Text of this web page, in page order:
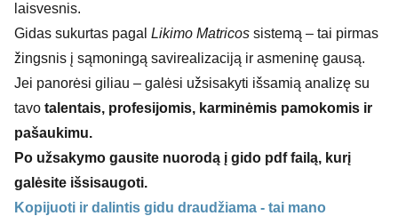
laisvesnis.
Gidas sukurtas pagal Likimo Matricos sistemą – tai pirmas
žingsnis į sąmoningą savirealizaciją ir asmeninę gausą.
Jei panorėsi giliau – galėsi užsisakyti išsamią analizę su
tavo talentais, profesijomis, karminėmis pamokomis ir
pašaukimu.
Po užsakymo gausite nuorodą į gido pdf failą, kurį
galėsite išsisaugoti.
Kopijuoti ir dalintis gidu draudžiama - tai mano